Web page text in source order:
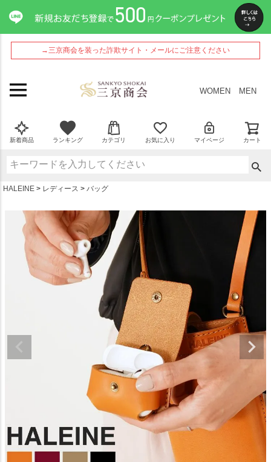
→三京商会を装った詐欺サイト・メールにご注意ください
WOMEN MEN
新着商品 ランキング カテゴリ お気に入り マイページ カート
HALEINE レディース バッグ
ペー
ジト
ップ
へ